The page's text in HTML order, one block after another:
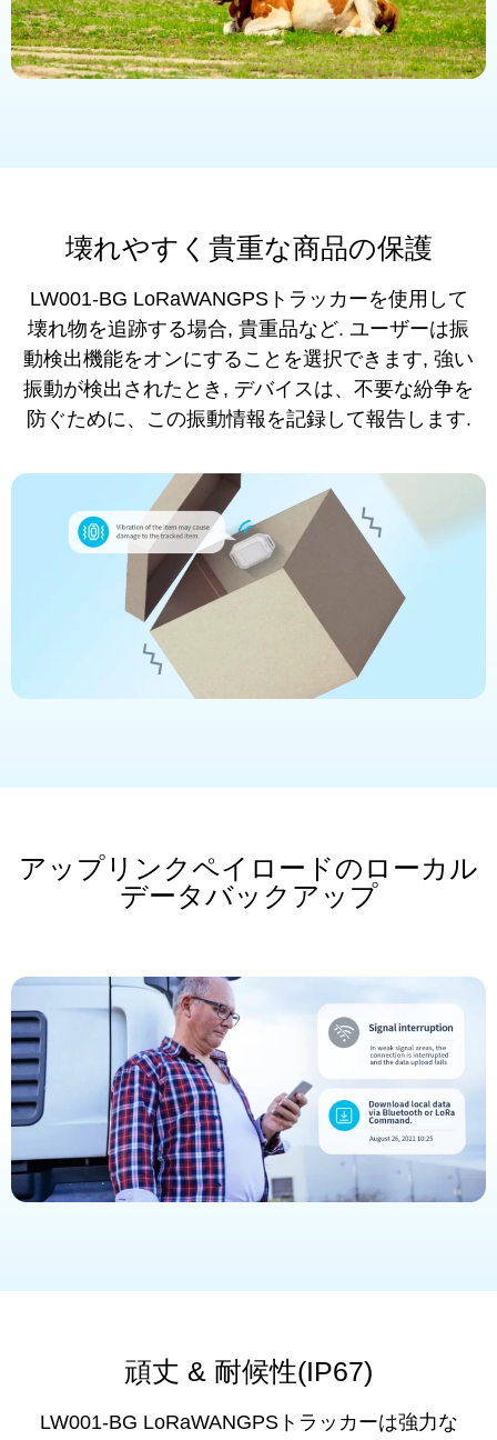
壊れやすく貴重な商品の保護
LW001-BG LoRaWANGPSトラッカーを使用して
壊れ物を追跡する場合, 貴重品など. ユーザーは振
動検出機能をオンにすることを選択できます, 強い
振動が検出されたとき, デバイスは、不要な紛争を
防ぐために、この振動情報を記録して報告します.
アップリンクペイロードのローカル
データバックアップ
頑丈 & 耐候性(IP67)
LW001-BG LoRaWANGPSトラッカーは強力な